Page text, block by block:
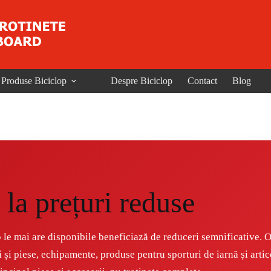
Produse Biciclop Despre Biciclop Contact Blog
prețuri reduse
mai are disponibile beneficiază de reduceri semnificative.
piese, echipamente, produse pentru sporturi de iarnă și